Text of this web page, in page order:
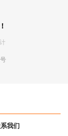
我们